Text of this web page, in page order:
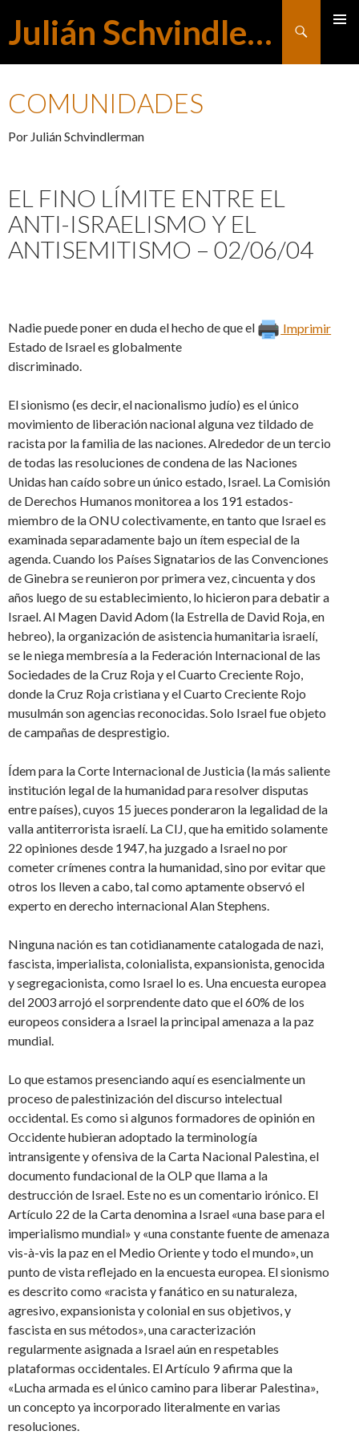
Julián Schvindlerman
Buscar
COMUNIDADES
Por Julián Schvindlerman
EL FINO LÍMITE ENTRE EL
ANTI-ISRAELISMO Y EL
ANTISEMITISMO – 02/06/04
Imprimir
Nadie puede poner en duda el hecho de que el
Estado de Israel es globalmente
discriminado.
El sionismo (es decir, el nacionalismo judío) es el único
movimiento de liberación nacional alguna vez tildado de
racista por la familia de las naciones. Alrededor de un tercio
de todas las resoluciones de condena de las Naciones
Unidas han caído sobre un único estado, Israel. La Comisión
de Derechos Humanos monitorea a los 191 estados-
miembro de la ONU colectivamente, en tanto que Israel es
examinada separadamente bajo un ítem especial de la
agenda. Cuando los Países Signatarios de las Convenciones
de Ginebra se reunieron por primera vez, cincuenta y dos
años luego de su establecimiento, lo hicieron para debatir a
Israel. Al Magen David Adom (la Estrella de David Roja, en
hebreo), la organización de asistencia humanitaria israelí,
se le niega membresía a la Federación Internacional de las
Sociedades de la Cruz Roja y el Cuarto Creciente Rojo,
donde la Cruz Roja cristiana y el Cuarto Creciente Rojo
musulmán son agencias reconocidas. Solo Israel fue objeto
de campañas de desprestigio.
Ídem para la Corte Internacional de Justicia (la más saliente
institución legal de la humanidad para resolver disputas
entre países), cuyos 15 jueces ponderaron la legalidad de la
valla antiterrorista israelí. La CIJ, que ha emitido solamente
22 opiniones desde 1947, ha juzgado a Israel no por
cometer crímenes contra la humanidad, sino por evitar que
otros los lleven a cabo, tal como aptamente observó el
experto en derecho internacional Alan Stephens.
Ninguna nación es tan cotidianamente catalogada de nazi,
fascista, imperialista, colonialista, expansionista, genocida
y segregacionista, como Israel lo es. Una encuesta europea
del 2003 arrojó el sorprendente dato que el 60% de los
europeos considera a Israel la principal amenaza a la paz
mundial.
Lo que estamos presenciando aquí es esencialmente un
proceso de palestinización del discurso intelectual
occidental. Es como si algunos formadores de opinión en
Occidente hubieran adoptado la terminología
intransigente y ofensiva de la Carta Nacional Palestina, el
documento fundacional de la OLP que llama a la
destrucción de Israel. Este no es un comentario irónico. El
Artículo 22 de la Carta denomina a Israel «una base para el
imperialismo mundial» y «una constante fuente de amenaza
vis-à-vis la paz en el Medio Oriente y todo el mundo», un
punto de vista reflejado en la encuesta europea. El sionismo
es descrito como «racista y fanático en su naturaleza,
agresivo, expansionista y colonial en sus objetivos, y
fascista en sus métodos», una caracterización
regularmente asignada a Israel aún en respetables
plataformas occidentales. El Artículo 9 afirma que la
«Lucha armada es el único camino para liberar Palestina»,
un concepto ya incorporado literalmente en varias
resoluciones.